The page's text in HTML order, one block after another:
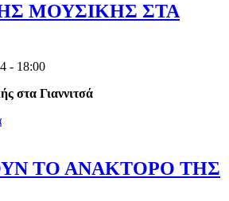
ΜΟΥΣΙΚΗΣ ΣΤΑ
- 18:00
στα Γιαννιτσά
ΤΟ ΑΝΑΚΤΟΡΟ ΤΗΣ